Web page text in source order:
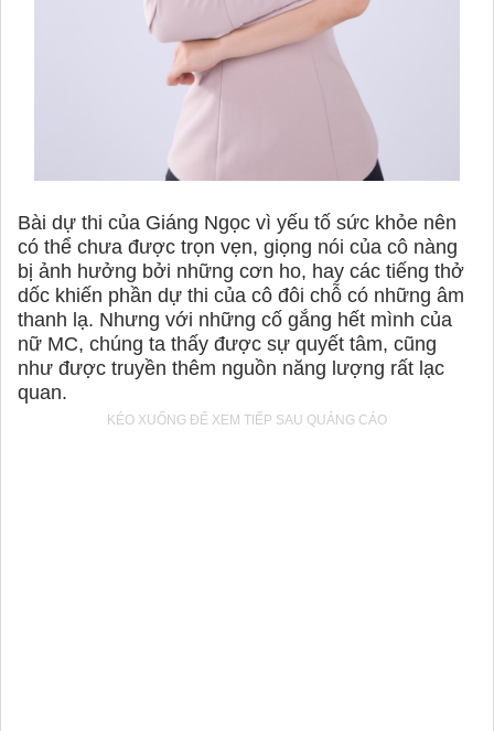
Bài dự thi của Giáng Ngọc vì yếu tố sức khỏe nên
có thể chưa được trọn vẹn, giọng nói của cô nàng
bị ảnh hưởng bởi những cơn ho, hay các tiếng thở
dốc khiến phần dự thi của cô đôi chỗ có những âm
thanh lạ. Nhưng với những cố gắng hết mình của
nữ MC, chúng ta thấy được sự quyết tâm, cũng
như được truyền thêm nguồn năng lượng rất lạc
quan.